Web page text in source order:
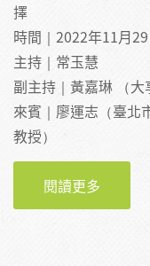
擇
時間｜2022年11月
主持｜常玉慧
副主持｜黃嘉琳 （大
來賓｜廖運志（臺北
教授）
閱讀更多
魚了